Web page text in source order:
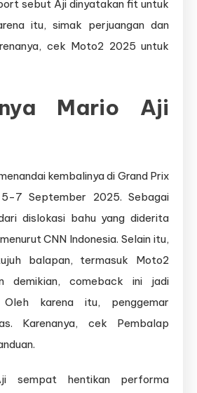
sebut Aji dinyatakan fit untuk
itu, simak perjuangan dan
cek Moto2 2025 untuk
Mario Aji
kembalinya di Grand Prix
7 September 2025. Sebagai
dislokasi bahu yang diderita
CNN Indonesia. Selain itu,
balapan, termasuk Moto2
demikian, comeback ini jadi
Oleh karena itu, penggemar
Karenanya, cek Pembalap
sempat hentikan performa